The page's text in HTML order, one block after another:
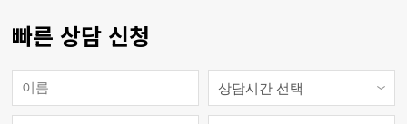
빠른 상담 신청